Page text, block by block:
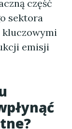
część
sektora
kluczowymi
emisji